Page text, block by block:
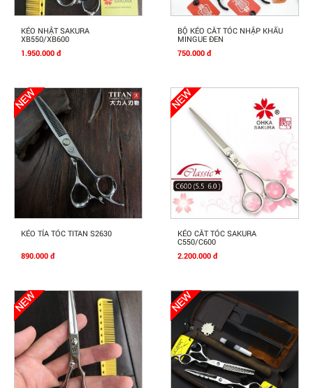
Mua Ngay
KÉO NHẬT SAKURA
XB550/XB600
1.950.000 đ
Mua Ngay
BỘ KÉO CẮT TÓC NHẬP KHẨU
MINGUE ĐEN
750.000 đ
Mua Ngay
KÉO TỈA TÓC TITAN S2630
890.000 đ
Mua Ngay
KÉO CẮT TÓC SAKURA
C550/C600
2.200.000 đ